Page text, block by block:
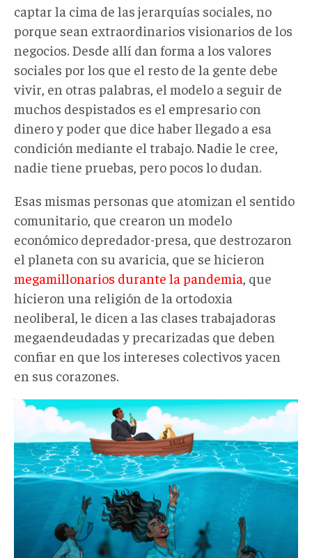
captar la cima de las jerarquías sociales, no
porque sean extraordinarios visionarios de los
negocios. Desde allí dan forma a los valores
sociales por los que el resto de la gente debe
vivir, en otras palabras, el modelo a seguir de
muchos despistados es el empresario con
dinero y poder que dice haber llegado a esa
condición mediante el trabajo. Nadie le cree,
nadie tiene pruebas, pero pocos lo dudan.
Esas mismas personas que atomizan el sentido
comunitario, que crearon un modelo
económico depredador-presa, que destrozaron
el planeta con su avaricia, que se hicieron
megamillonarios durante la pandemia , que
hicieron una religión de la ortodoxia
neoliberal, le dicen a las clases trabajadoras
megaendeudadas y precarizadas que deben
confiar en que los intereses colectivos yacen
en sus corazones.
pasaportesv003.jpg